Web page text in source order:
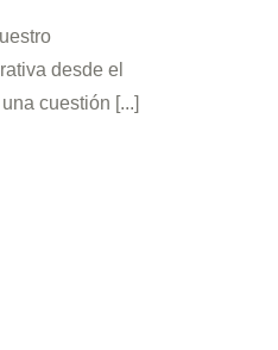
desde el
cuestión [...]